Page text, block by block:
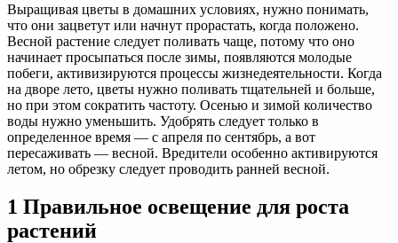
Выращивая цветы в домашних условиях, нужно понимать,
что они зацветут или начнут прорастать, когда положено.
Весной растение следует поливать чаще, потому что оно
начинает просыпаться после зимы, появляются молодые
побеги, активизируются процессы жизнедеятельности. Когда
на дворе лето, цветы нужно поливать тщательней и больше,
но при этом сократить частоту. Осенью и зимой количество
воды нужно уменьшить. Удобрять следует только в
определенное время — с апреля по сентябрь, а вот
пересаживать — весной. Вредители особенно активируются
летом, но обрезку следует проводить ранней весной.
1 Правильное освещение для роста
растений